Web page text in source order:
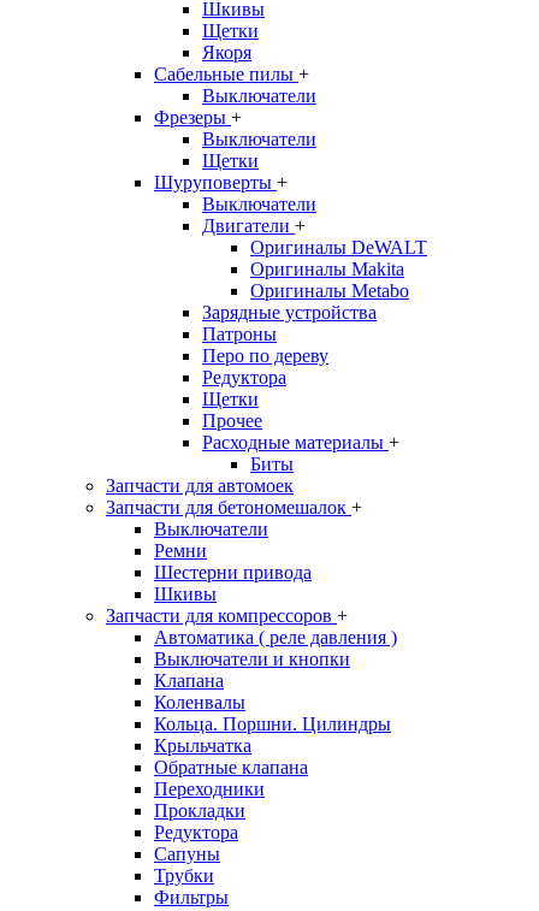
Шкивы
Щетки
Якоря
Сабельные пилы +
Выключатели
Фрезеры +
Выключатели
Щетки
Шуруповерты +
Выключатели
Двигатели +
Оригиналы DeWALT
Оригиналы Makita
Оригиналы Metabo
Зарядные устройства
Патроны
Перо по дереву
Редуктора
Щетки
Прочее
Расходные материалы +
Биты
Запчасти для автомоек
Запчасти для бетономешалок +
Выключатели
Ремни
Шестерни привода
Шкивы
Запчасти для компрессоров +
Автоматика ( реле давления )
Выключатели и кнопки
Клапана
Коленвалы
Кольца. Поршни. Цилиндры
Крыльчатка
Обратные клапана
Переходники
Прокладки
Редуктора
Сапуны
Трубки
Фильтры